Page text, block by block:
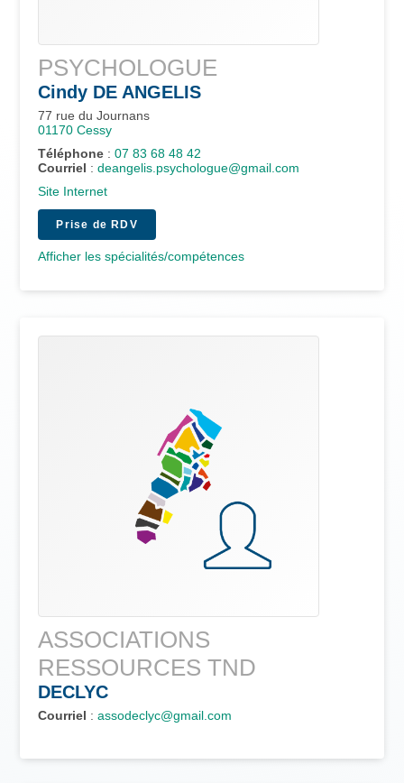
PSYCHOLOGUE
Cindy DE ANGELIS
77 rue du Journans
01170 Cessy
Téléphone : 07 83 68 48 42
Courriel : deangelis.psychologue@gmail.com
Site Internet
Prise de RDV
Afficher les spécialités/compétences
ASSOCIATIONS
RESSOURCES TND
DECLYC
Courriel : assodeclyc@gmail.com